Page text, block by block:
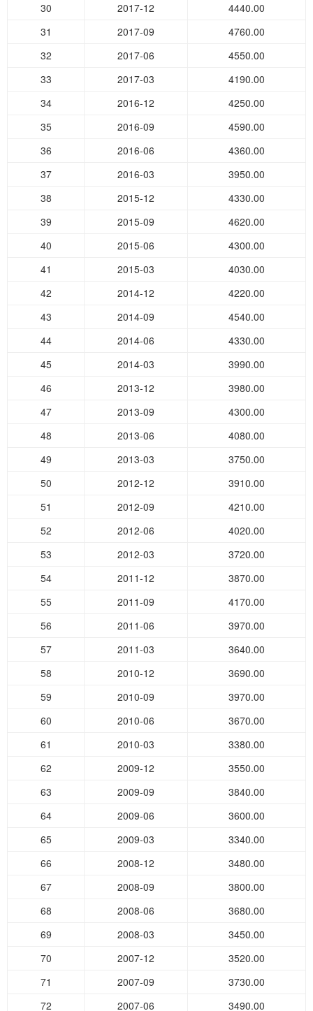
30
2017-12
4440.00
31
2017-09
4760.00
32
2017-06
4550.00
33
2017-03
4190.00
34
2016-12
4250.00
35
2016-09
4590.00
36
2016-06
4360.00
37
2016-03
3950.00
38
2015-12
4330.00
39
2015-09
4620.00
40
2015-06
4300.00
41
2015-03
4030.00
42
2014-12
4220.00
43
2014-09
4540.00
44
2014-06
4330.00
45
2014-03
3990.00
46
2013-12
3980.00
47
2013-09
4300.00
48
2013-06
4080.00
49
2013-03
3750.00
50
2012-12
3910.00
51
2012-09
4210.00
52
2012-06
4020.00
53
2012-03
3720.00
54
2011-12
3870.00
55
2011-09
4170.00
56
2011-06
3970.00
57
2011-03
3640.00
58
2010-12
3690.00
59
2010-09
3970.00
60
2010-06
3670.00
61
2010-03
3380.00
62
2009-12
3550.00
63
2009-09
3840.00
64
2009-06
3600.00
65
2009-03
3340.00
66
2008-12
3480.00
67
2008-09
3800.00
68
2008-06
3680.00
69
2008-03
3450.00
70
2007-12
3520.00
71
2007-09
3730.00
72
2007-06 3490.00